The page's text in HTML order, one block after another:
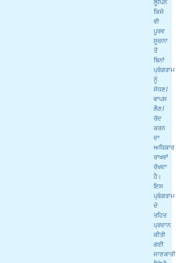
ਕਿਸੇ
ਵੀ
ਪੂਰਵ
ਸੂਚਨਾ
ਤੋਂ
ਬਿਨਾਂ
ਪ੍ਰੋਗਰਾਮ
ਨੂੰ
ਸੋਧਣ/
ਵਾਪਸ
ਲੈਣ/
ਰੱਦ
ਕਰਨ
ਦਾ
ਅਧਿਕਾਰ
ਰਾਖਵਾਂ
ਰੱਖਦਾ
ਹੈ।
ਇਸ
ਪ੍ਰੋਗਰਾਮ
ਦੇ
ਤਹਿਤ
ਪ੍ਰਦਾਨ
ਕੀਤੀ
ਗਈ
ਜਾਣਕਾਰੀ